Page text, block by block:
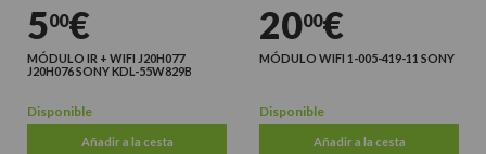
500€
MÓDULO IR + WIFI J20H077
J20H076 SONY KDL-55W829B
Disponible
Añadir a la cesta
2000€
MÓDULO WIFI 1-005-419-11 SONY
Disponible
Añadir a la cesta